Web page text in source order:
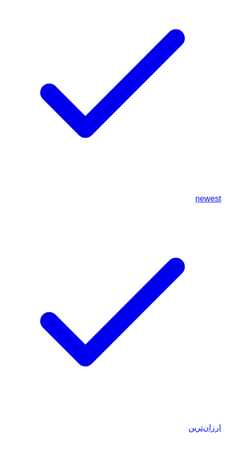
newest
ارزان‌ترین